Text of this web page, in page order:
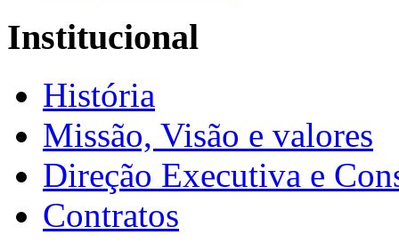
Institucional
História
Missão, Visão e valores
Direção Executiva e
Contratos